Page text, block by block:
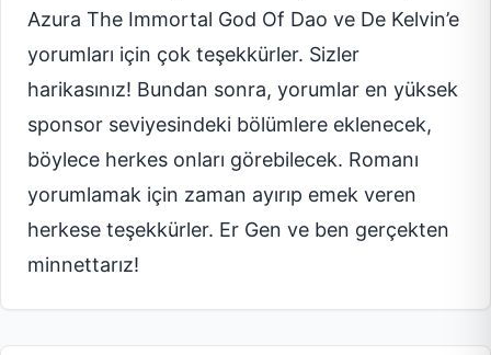
Azura The Immortal God Of Dao ve De Kelvin’e
yorumları için çok teşekkürler. Sizler
harikasınız! Bundan sonra, yorumlar en yüksek
sponsor seviyesindeki bölümlere eklenecek,
böylece herkes onları görebilecek. Romanı
yorumlamak için zaman ayırıp emek veren
herkese teşekkürler. Er Gen ve ben gerçekten
minnettarız!